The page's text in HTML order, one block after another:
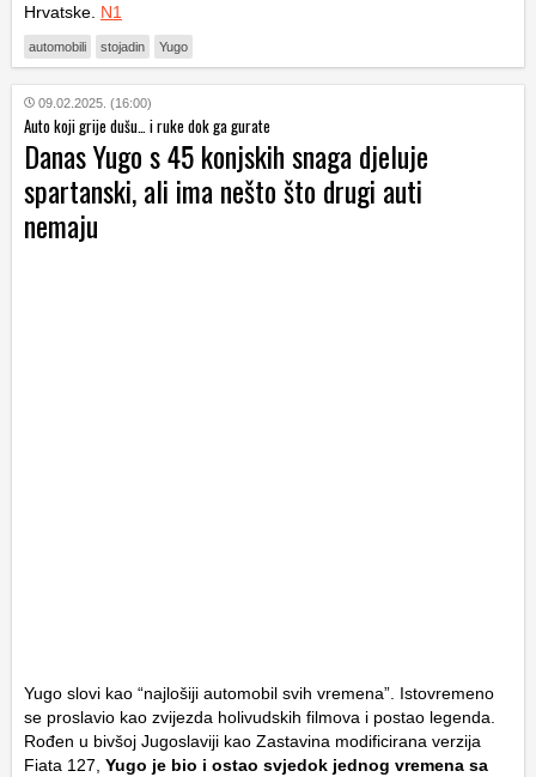
Hrvatske. N1
automobili stojadin Yugo
09.02.2025. (16:00)
Auto koji grije dušu… i ruke dok ga gurate
Danas Yugo s 45 konjskih snaga djeluje
spartanski, ali ima nešto što drugi auti
nemaju
Yugo slovi kao “najlošiji automobil svih vremena”. Istovremeno
se proslavio kao zvijezda holivudskih filmova i postao legenda.
Rođen u bivšoj Jugoslaviji kao Zastavina modificirana verzija
Fiata 127, Yugo je bio i ostao svjedok jednog vremena sa